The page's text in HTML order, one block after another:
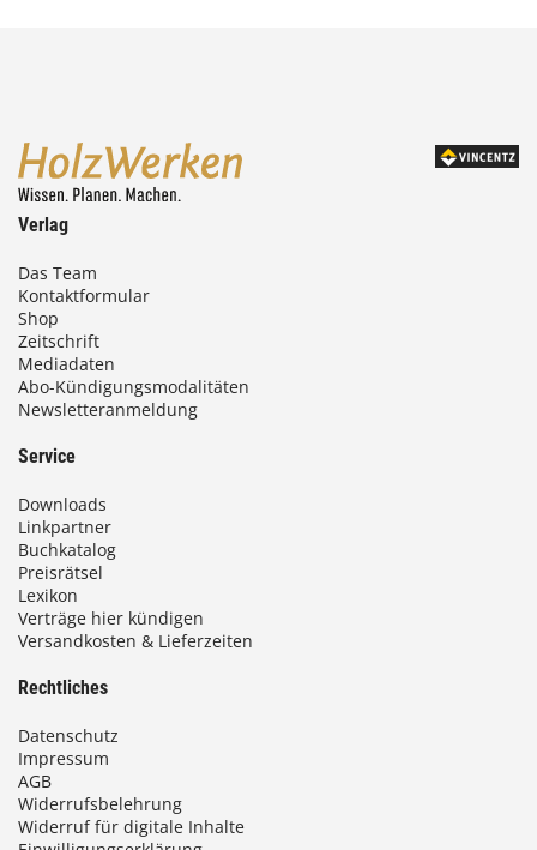
Verlag
Das Team
Kontaktformular
Shop
Zeitschrift
Mediadaten
Abo-Kündigungsmodalitäten
Newsletteranmeldung
Service
Downloads
Linkpartner
Buchkatalog
Preisrätsel
Lexikon
Verträge hier kündigen
Versandkosten & Lieferzeiten
Rechtliches
Datenschutz
Impressum
AGB
Widerrufsbelehrung
Widerruf für digitale Inhalte